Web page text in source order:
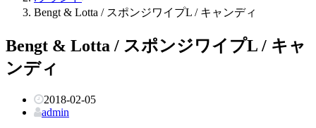
Bengt & Lotta / スポンジワイプL / キャンディ
Bengt & Lotta / スポンジワイプL / キャ
ンディ
2018-02-05
admin